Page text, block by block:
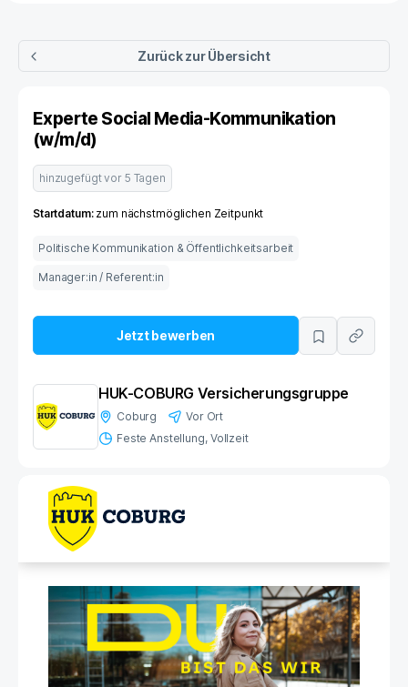
Zurück zur Übersicht
Experte Social Media-Kommunikation
(w/m/d)
hinzugefügt vor 5 Tagen
Startdatum: zum nächstmöglichen Zeitpunkt
Politische Kommunikation & Öffentlichkeitsarbeit
Manager:in / Referent:in
Jetzt bewerben
HUK-COBURG Versicherungsgruppe
Coburg
Vor Ort
Feste Anstellung Vollzeit